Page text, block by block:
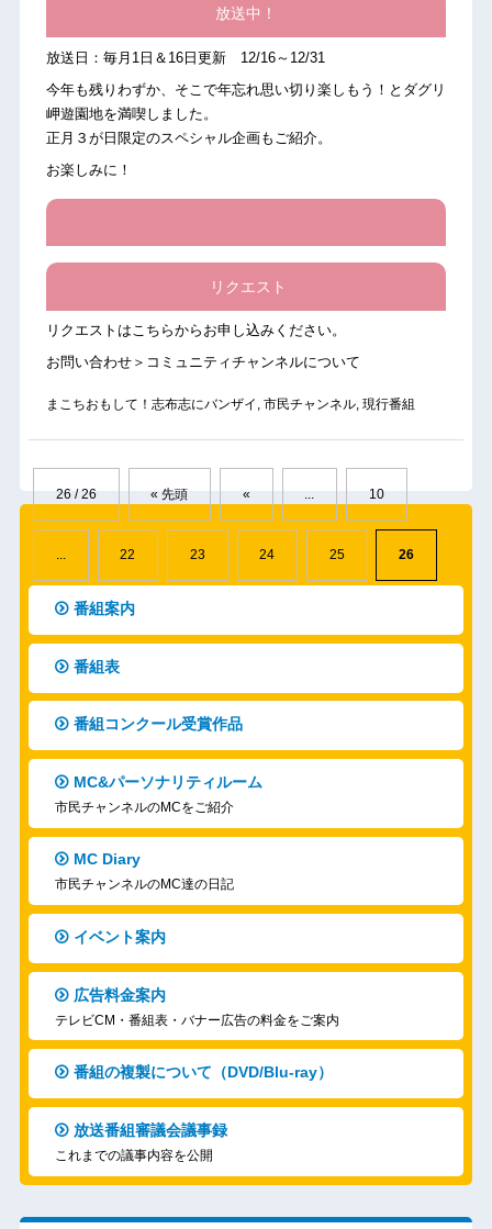
放送中！
放送日：毎月1日＆16日更新 12/16～12/31
今年も残りわずか、そこで年忘れ思い切り楽しもう！とダグリ
岬遊園地を満喫しました。
正月３が日限定のスペシャル企画もご紹介。
お楽しみに！
リクエスト
リクエストはこちらからお申し込みください。
お問い合わせ＞コミュニティチャンネルについて
まこちおもして！志布志にバンザイ , 市民チャンネル, 現行番組
26 / 26 « 先頭 « ... 10
... 22 23 24 25 26
番組案内
番組表
番組コンクール受賞作品
MC&パーソナリティルーム
市民チャンネルのMCをご紹介
MC Diary
市民チャンネルのMC達の日記
イベント案内
広告料金案内
テレビCM・番組表・バナー広告の料金をご案内
番組の複製について（DVD/Blu-ray）
放送番組審議会議事録
これまでの議事内容を公開